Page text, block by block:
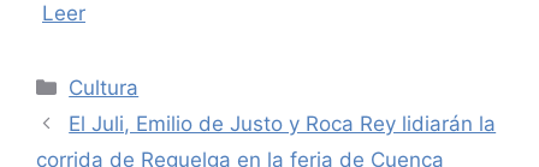
Leer
Categories
Cultura
El Juli, Emilio de Justo y Roca Rey lidiarán la
corrida de Reguelga en la feria de Cuenca